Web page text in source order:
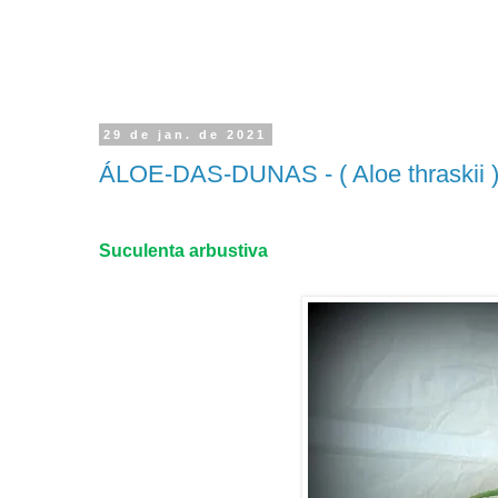
29 de jan. de 2021
ÁLOE-DAS-DUNAS - ( Aloe thraskii )
Suculenta arbustiva